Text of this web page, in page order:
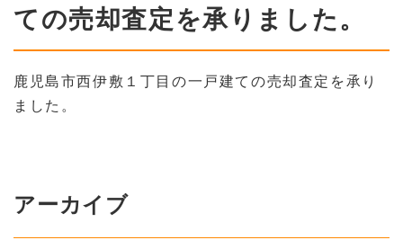
ての売却査定を承りました。
鹿児島市西伊敷１丁目の一戸建ての売却査定を承り
ました。
アーカイブ